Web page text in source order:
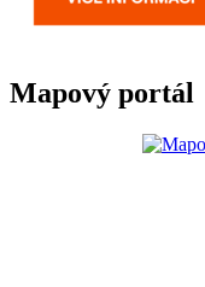
Mapový portál